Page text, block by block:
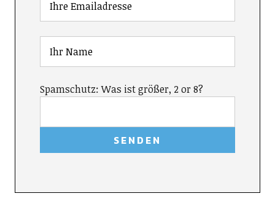
Spamschutz: Was ist größer, 2 or 8?